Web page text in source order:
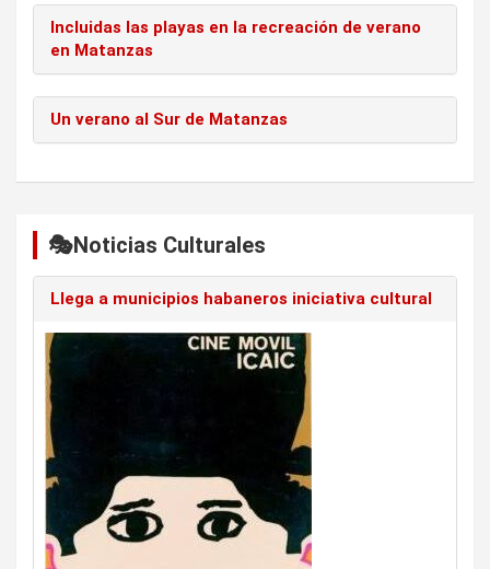
Incluidas las playas en la recreación de verano
en Matanzas
Un verano al Sur de Matanzas
🎭Noticias Culturales
Llega a municipios habaneros iniciativa cultural